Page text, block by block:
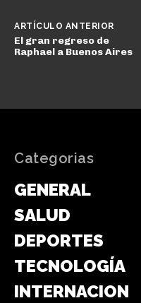
ARTÍCULO ANTERIOR
El gran regreso de
Raphael a Buenos Aires
Categorias
GENERAL
SALUD
DEPORTES
TECNOLOGÍA
INTERNACIONAL